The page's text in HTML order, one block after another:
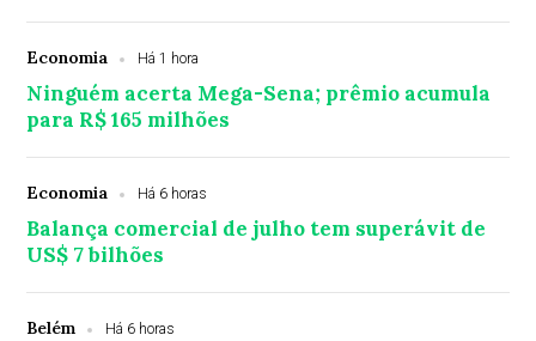
Economia Há 1 hora
Ninguém acerta Mega-Sena; prêmio acumula
para R$ 165 milhões
Economia Há 6 horas
Balança comercial de julho tem superávit de
US$ 7 bilhões
Belém Há 6 horas